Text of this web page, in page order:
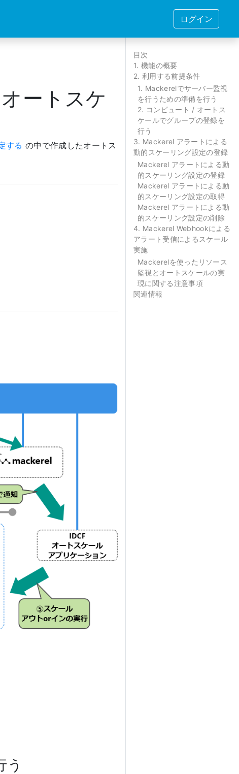
ログイン
目次
1. 機能の概要
2. 利用する前提条件
1. Mackerelでサーバー監視
を行うための準備を行う
2. コンピュート / オートス
ケールでグループの登録を
行う
3. Mackerel アラートによる
動的スケーリング設定の登録
Mackerel アラートによる動
的スケーリング設定の登録
Mackerel アラートによる動
的スケーリング設定の取得
Mackerel アラートによる動
的スケーリング設定の削除
4. Mackerel Webhookによる
アラート受信によるスケール
実施
Mackerelを使ったリソース
監視とオートスケールの実
現に関する注意事項
関連情報
ートスケ
する の中で作成したオートス
う